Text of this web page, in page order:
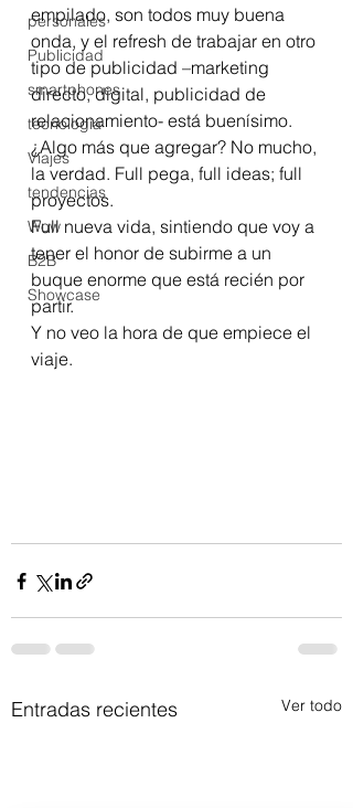
personales
Publicidad
smartphones
tecnología
Viajes
tendencias
Wow
B2B
Showcase
empilado, son todos muy buena
onda, y el refresh de trabajar en otro
tipo de publicidad –marketing
directo, digital, publicidad de
relacionamiento- está buenísimo.
¿Algo más que agregar? No mucho,
la verdad. Full pega, full ideas; full
proyectos.
Full nueva vida, sintiendo que voy a
tener el honor de subirme a un
buque enorme que está recién por
partir.
Y no veo la hora de que empiece el
viaje.
Entradas recientes Ver todo